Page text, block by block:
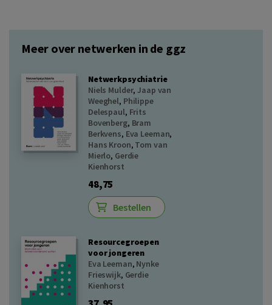
Meer over netwerken in de ggz
Netwerkpsychiatrie
Niels Mulder,Jaap van
Weeghel, Philippe
Delespaul, Frits
Bovenberg, Bram
Berkvens, Eva Leeman,
Hans Kroon, Tom van
Mierlo, Gerdie
Kienhorst
48,75
Bestellen
Resourcegroepen
voor jongeren
Eva Leeman, Nynke
Frieswijk, Gerdie
Kienhorst